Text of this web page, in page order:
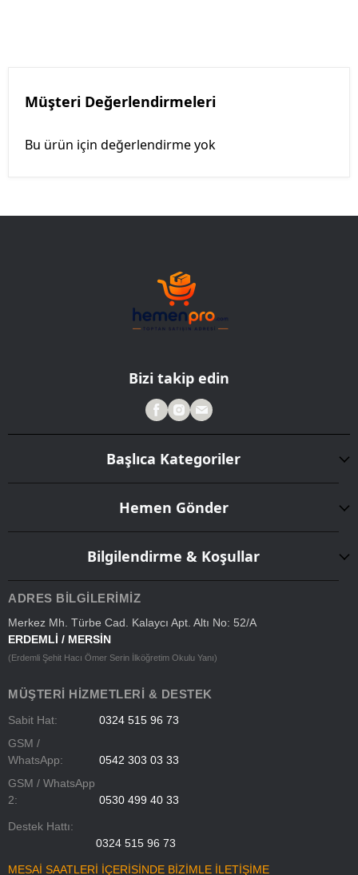
Müşteri Değerlendirmeleri
Bu ürün için değerlendirme yok
Bizi takip edin
Başlıca Kategoriler
Hemen Gönder
Bilgilendirme & Koşullar
ADRES BILGILERIMIZ
Merkez Mh. Türbe Cad. Kalaycı Apt. Altı No: 52/A
ERDEMLİ / MERSİN
(Erdemli Şehit Hacı Ömer Serin İlköğretim Okulu Yanı)
MÜŞTERI HIZMETLERI & DESTEK
Sabit Hat:
0324 515 96 73
GSM /
WhatsApp:
0542 303 03 33
GSM / WhatsApp
2:
0530 499 40 33
Destek Hattı:
0324 515 96 73
MESAİ SAATLERİ İÇERİSİNDE BİZİMLE İLETİŞİME